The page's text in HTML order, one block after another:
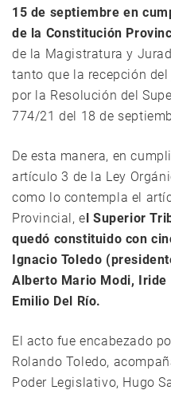
15 de septiembre en
de la Constitución
de la Magistratura y
tanto que la recepción
por la Resolución del
774/21 del 18 de
De esta manera, en
artículo 3 de la Ley
como lo contempla el
Provincial, el Superior
quedó constituido con
Ignacio Toledo
Alberto Mario Modi,
Emilio Del Río.
El acto fue encabezado
Rolando Toledo,
Poder Legislativo, Hugo